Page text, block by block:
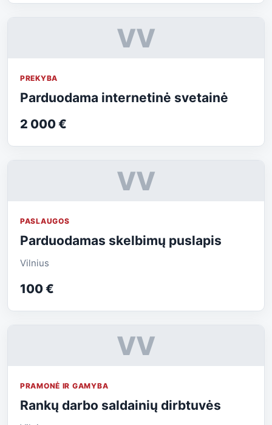
VV
PREKYBA
Parduodama internetinė svetainė
2 000 €
VV
PASLAUGOS
Parduodamas skelbimų puslapis
Vilnius
100 €
VV
PRAMONĖ IR GAMYBA
Rankų darbo saldainių dirbtuvės